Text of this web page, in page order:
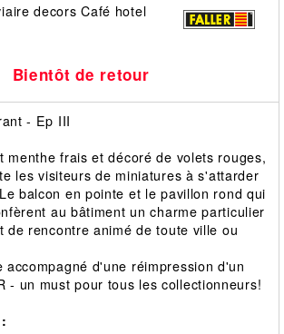
decors Café hotel
Bientôt de retour
- Ep III
menthe frais et décoré de volets rouges,
les visiteurs de miniatures à s'attarder
balcon en pointe et le pavillon rond qui
au bâtiment un charme particulier
de rencontre animé de toute ville ou
accompagné d'une réimpression d'un
- un must pour tous les collectionneurs!